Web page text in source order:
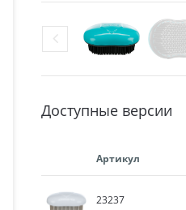
Доступные версии
Артикул
23237